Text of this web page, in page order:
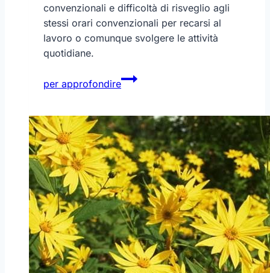
convenzionali e difficoltà di risveglio agli
stessi orari convenzionali per recarsi al
lavoro o comunque svolgere le attività
quotidiane.
per approfondire
L’estate
sta
…